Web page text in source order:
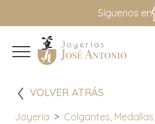
Síguenos en
VOLVER ATRÁS
Joyería
Colgantes,